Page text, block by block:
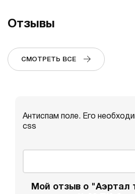
Отзывы
СМОТРЕТЬ ВСЕ
Антиспам поле. Его
css
Мой отзыв о "Аэртал